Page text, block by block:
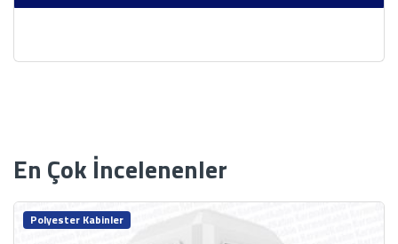
En Çok İncelenenler
Polyester Kabinler